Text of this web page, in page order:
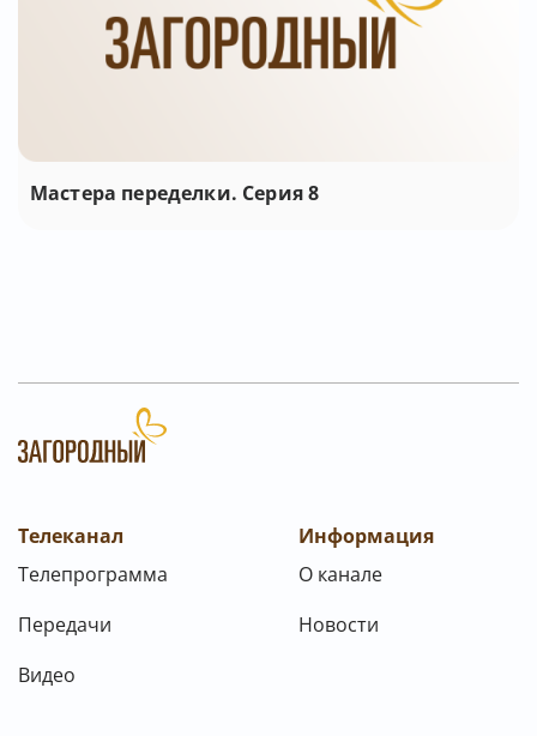
Мастера переделки. Серия 8
Телеканал
Телепрограмма
Передачи
Видео
Информация
О канале
Новости